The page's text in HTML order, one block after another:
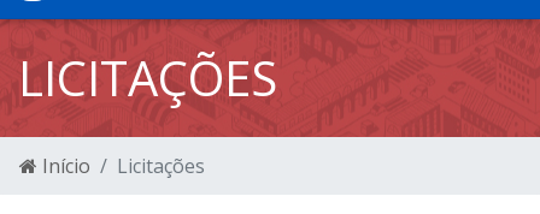
LICITAÇÕES
Início Licitações